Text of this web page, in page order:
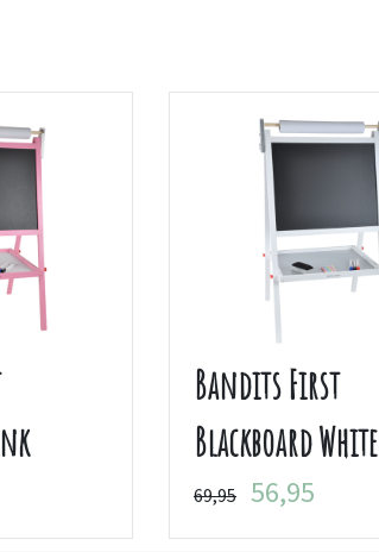
Bandits First
Blackboard White
69,95 56,95